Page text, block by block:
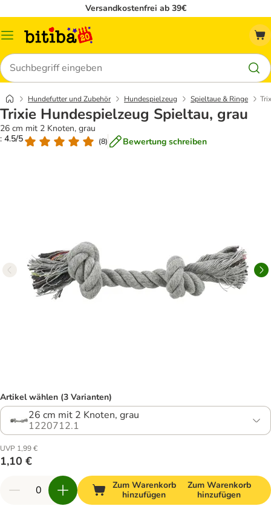
Versandkostenfrei ab 39€
Menü
Suchen
Hundefutter und Zubehör Hundespielzeug Spieltaue & Ringe
Trixie Hundespielzeug Spieltau, grau
26 cm mit 2 Knoten, grau
: 4.5/5
(8) Bewertung schreiben
Artikel wählen (3 Varianten)
26 cm mit 2 Knoten, grau
1220712.1
UVP 1,99 €
1,10 €
Zum Warenkorb
hinzufügen
Zum Warenkorb
hinzufügen